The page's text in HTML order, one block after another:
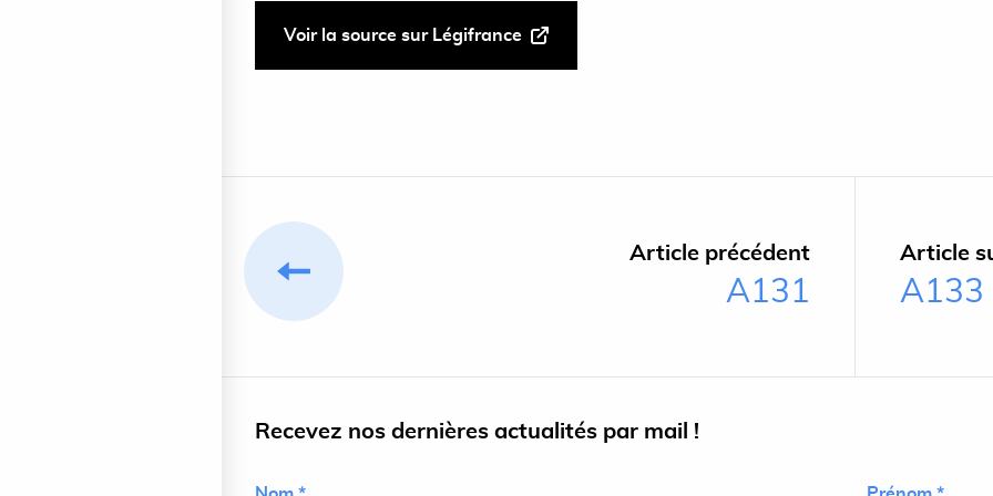
Voir la source sur Légifrance
Article précédent
A131
Article
A133
Recevez nos dernières actualités par mail !